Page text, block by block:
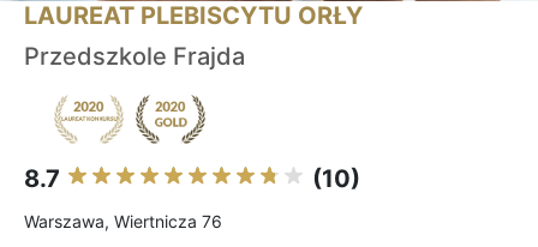
LAUREAT PLEBISCYTU ORŁY
Przedszkole Frajda
8.7 (10)
Warszawa, Wiertnicza 76